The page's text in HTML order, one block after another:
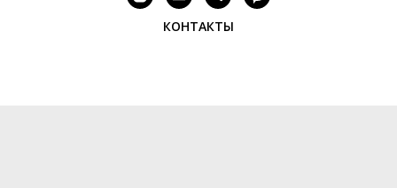
КОНТАКТЫ